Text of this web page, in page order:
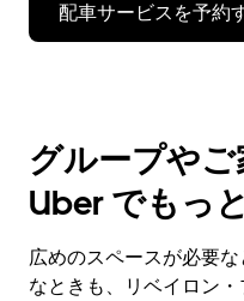
配車サービスを予約
グループやご
Uber でもっ
広めのスペースが必要
なときも、リベイロン